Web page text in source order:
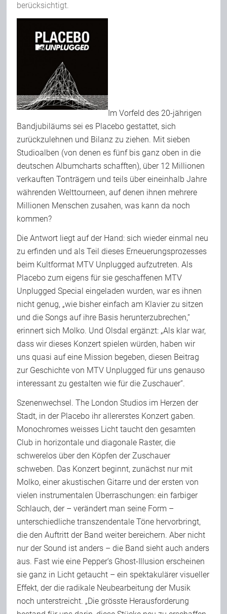
berücksichtigt.
Im Vorfeld des 20-jährigen
Bandjubiläums sei es Placebo gestattet, sich
zurückzulehnen und Bilanz zu ziehen. Mit sieben
Studioalben (von denen es fünf bis ganz oben in die
deutschen Albumcharts schafften), über 12 Millionen
verkauften Tonträgern und teils über eineinhalb Jahre
währenden Welttourneen, auf denen ihnen mehrere
Millionen Menschen zusahen, was kann da noch
kommen?
Die Antwort liegt auf der Hand: sich wieder einmal neu
zu erfinden und als Teil dieses Erneuerungsprozesses
beim Kultformat MTV Unplugged aufzutreten. Als
Placebo zum eigens für sie geschaffenen MTV
Unplugged Special eingeladen wurden, war es ihnen
nicht genug, „wie bisher einfach am Klavier zu sitzen
und die Songs auf ihre Basis herunterzubrechen,“
erinnert sich Molko. Und Olsdal ergänzt: „Als klar war,
dass wir dieses Konzert spielen würden, haben wir
uns quasi auf eine Mission begeben, diesen Beitrag
zur Geschichte von MTV Unplugged für uns genauso
interessant zu gestalten wie für die Zuschauer“.
Szenenwechsel. The London Studios im Herzen der
Stadt, in der Placebo ihr allererstes Konzert gaben.
Monochromes weisses Licht taucht den gesamten
Club in horizontale und diagonale Raster, die
schwerelos über den Köpfen der Zuschauer
schweben. Das Konzert beginnt, zunächst nur mit
Molko, einer akustischen Gitarre und der ersten von
vielen instrumentalen Überraschungen: ein farbiger
Schlauch, der – verändert man seine Form –
unterschiedliche transzendentale Töne hervorbringt,
die den Auftritt der Band weiter bereichern. Aber nicht
nur der Sound ist anders – die Band sieht auch anders
aus. Fast wie eine Pepper‘s Ghost-Illusion erscheinen
sie ganz in Licht getaucht – ein spektakulärer visueller
Effekt, der die radikale Neubearbeitung der Musik
noch unterstreicht. „Die grösste Herausforderung